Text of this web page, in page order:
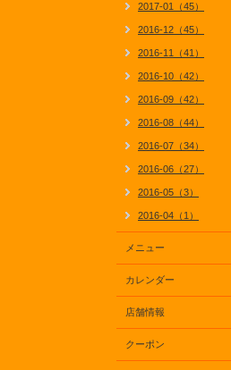
2017-01（45）
2016-12（45）
2016-11（41）
2016-10（42）
2016-09（42）
2016-08（44）
2016-07（34）
2016-06（27）
2016-05（3）
2016-04（1）
メニュー
カレンダー
店舗情報
クーポン